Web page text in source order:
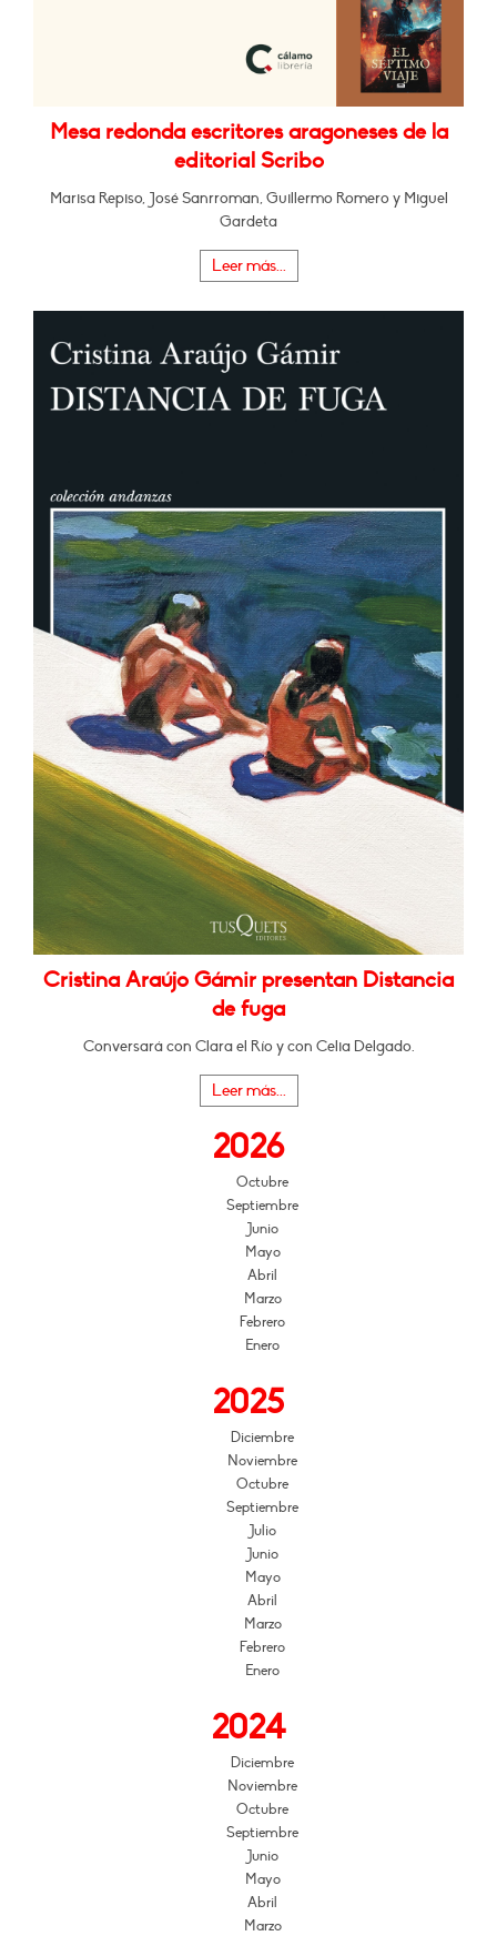
Mesa redonda escritores aragoneses de la
editorial Scribo
Marisa Repiso, José Sanrroman, Guillermo Romero y Miguel
Gardeta
Leer más...
Cristina Araújo Gámir presentan Distancia
de fuga
Conversará con Clara el Río y con Celia Delgado.
Leer más...
2026
Octubre
Septiembre
Junio
Mayo
Abril
Marzo
Febrero
Enero
2025
Diciembre
Noviembre
Octubre
Septiembre
Julio
Junio
Mayo
Abril
Marzo
Febrero
Enero
2024
Diciembre
Noviembre
Octubre
Septiembre
Junio
Mayo
Abril
Marzo